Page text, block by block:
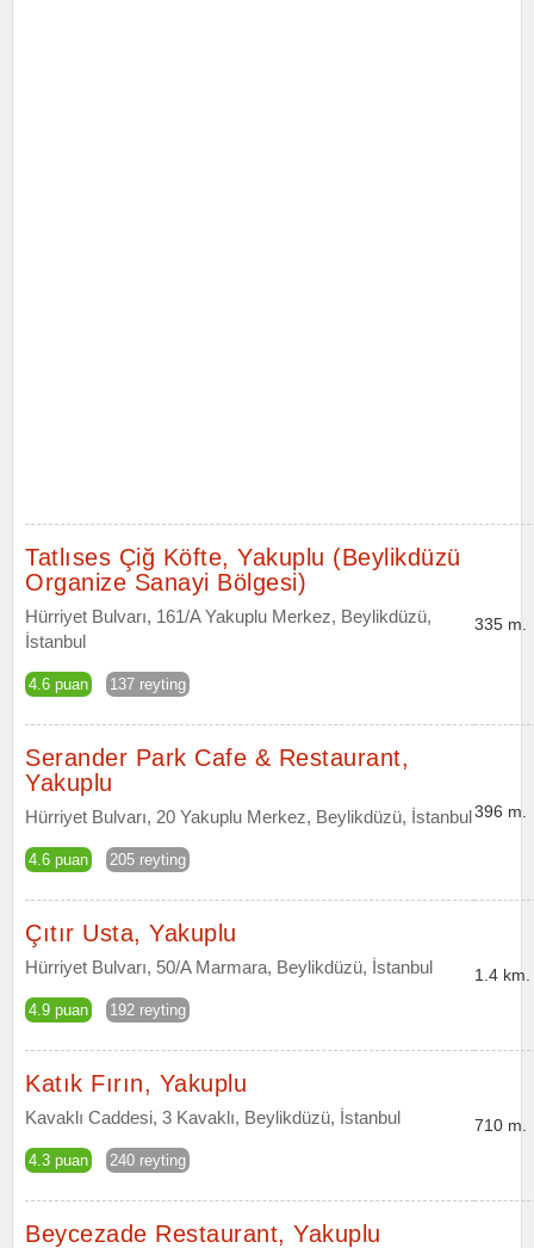
Tatlıses Çiğ Köfte, Yakuplu (Beylikdüzü
Organize Sanayi Bölgesi)
Hürriyet Bulvarı, 161/A Yakuplu Merkez, Beylikdüzü,
İstanbul
4.6 puan 137 reyting
335 m.
Serander Park Cafe & Restaurant,
Yakuplu
Hürriyet Bulvarı, 20 Yakuplu Merkez, Beylikdüzü, İstanbul
4.6 puan 205 reyting
396 m.
Çıtır Usta, Yakuplu
Hürriyet Bulvarı, 50/A Marmara, Beylikdüzü, İstanbul
4.9 puan 192 reyting
1.4 km.
Katık Fırın, Yakuplu
Kavaklı Caddesi, 3 Kavaklı, Beylikdüzü, İstanbul
4.3 puan 240 reyting
710 m.
Beycezade Restaurant, Yakuplu